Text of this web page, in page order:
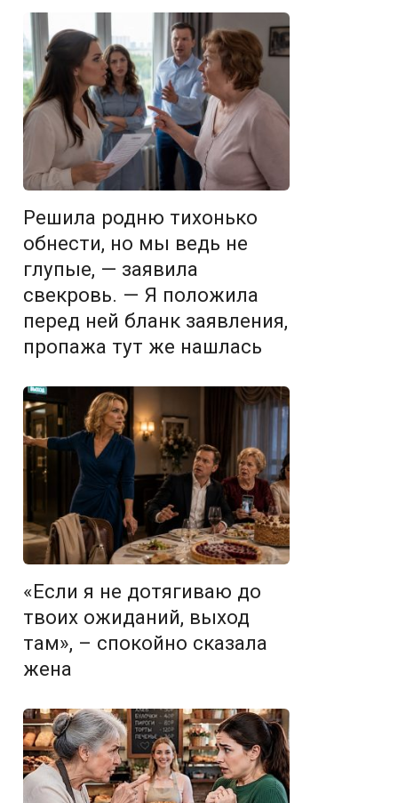
Решила родню тихонько
обнести, но мы ведь не
глупые, — заявила
свекровь. — Я положила
перед ней бланк заявления,
пропажа тут же нашлась
«Если я не дотягиваю до
твоих ожиданий, выход
там», – спокойно сказала
жена